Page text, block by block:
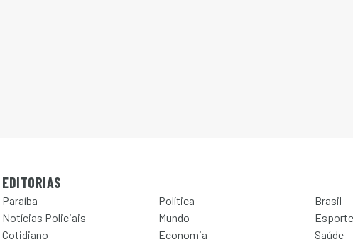
EDITORIAS
Paraíba Política
Brasil
Notícias Policiais
Mundo
Esporte
Cotidiano
Economia
Saúde